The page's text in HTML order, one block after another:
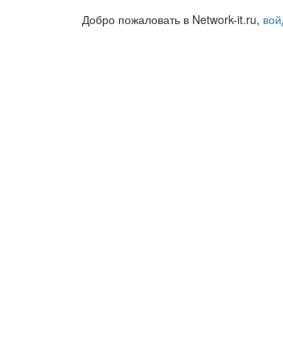
Добро пожаловать в Network-it.ru,